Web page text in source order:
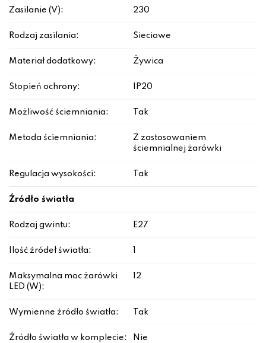
Zasilanie (V): 230
Rodzaj zasilania: Sieciowe
Materiał dodatkowy: Żywica
Stopień ochrony: IP20
Możliwość ściemniania: Tak
Metoda ściemniania:
Z zastosowaniem
ściemnialnej żarówki
Regulacja wysokości: Tak
Źródło światła
Rodzaj gwintu: E27
Ilość źródeł światła:
Maksymalna moc żarówki
LED (W):
12
Wymienne źródło światła: Tak
Źródło światła w komplecie: Nie